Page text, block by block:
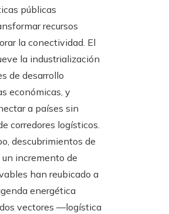
públicas
recursos
la conectividad. El
la industrialización
de desarrollo
económicas, y
a países sin
corredores logísticos.
descubrimientos de
incremento de
han reubicado a
energética
vectores —logística